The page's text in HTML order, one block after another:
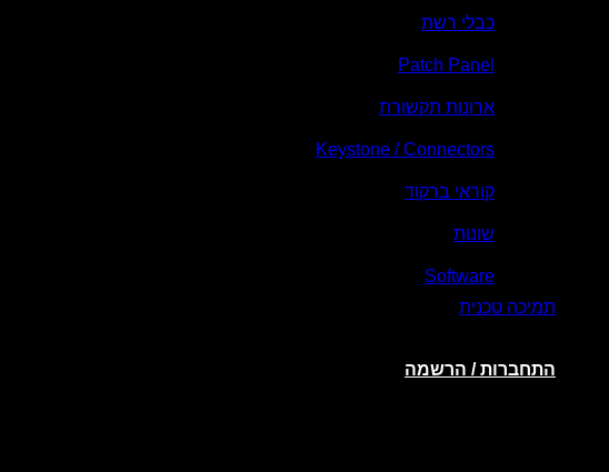
כבלי רשת
Patch Panel
ארונות תקשורת
Keystone / Connectors
קוראי ברקוד
שונות
Software
תמיכה טכנית
התחברות / הרשמה